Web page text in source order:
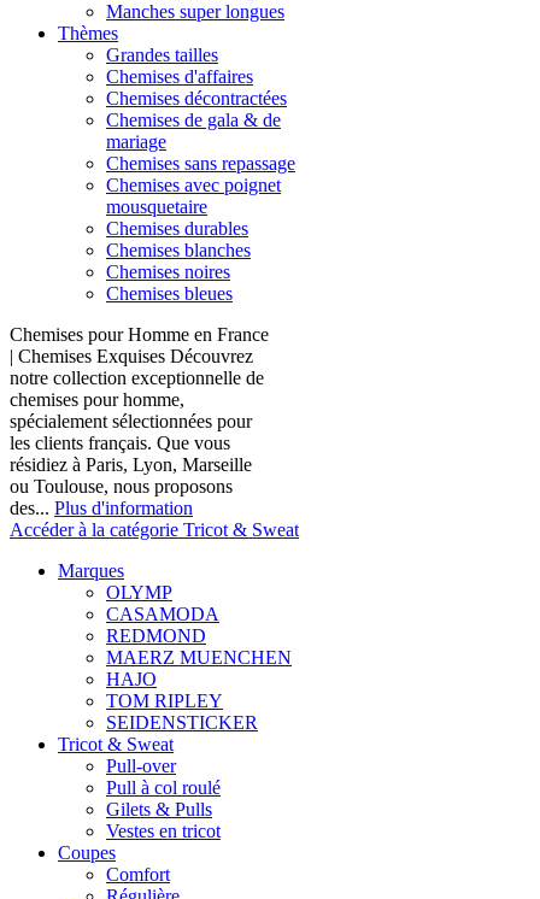
Manches super longues
Thèmes
Grandes tailles
Chemises d'affaires
Chemises décontractées
Chemises de gala & de
mariage
Chemises sans repassage
Chemises avec poignet
mousquetaire
Chemises durables
Chemises blanches
Chemises noires
Chemises bleues
Chemises pour Homme en France
| Chemises Exquises Découvrez
notre collection exceptionnelle de
chemises pour homme,
spécialement sélectionnées pour
les clients français. Que vous
résidiez à Paris, Lyon, Marseille
ou Toulouse, nous proposons
des... Plus d'information
Accéder à la catégorie Tricot & Sweat
Marques
OLYMP
CASAMODA
REDMOND
MAERZ MUENCHEN
HAJO
TOM RIPLEY
SEIDENSTICKER
Tricot & Sweat
Pull-over
Pull à col roulé
Gilets & Pulls
Vestes en tricot
Coupes
Comfort